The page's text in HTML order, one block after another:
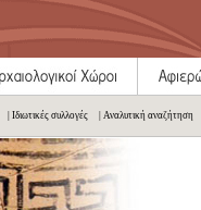
| Ιδιωτικές συλλογές | Αναλυτική αναζήτηση